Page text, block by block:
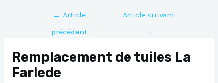
Navigation
l’article
← Article
précédent
Article suivant
→
Remplacement de tuiles La
Farlede